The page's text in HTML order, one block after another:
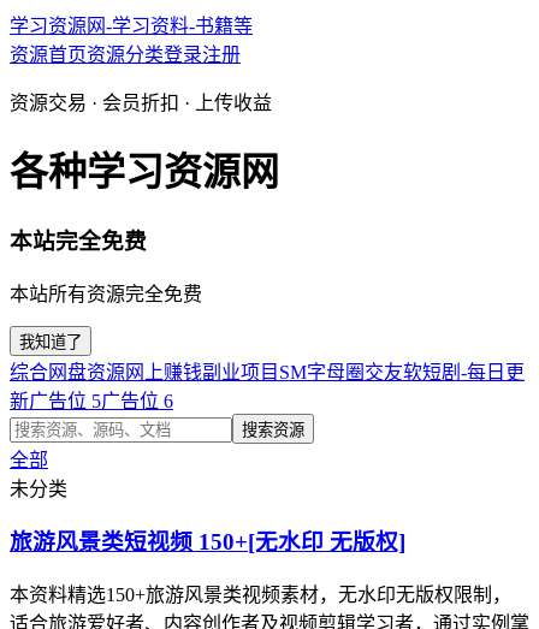
学习资源网-学习资料-书籍等
资源首页资源分类登录注册
资源交易 · 会员折扣 · 上传收益
各种学习资源网
本站完全免费
本站所有资源完全免费
我知道了
综合网盘资源 网上赚钱副业项目 SM字母圈交友软短剧-每日更
新广告位 5广告位 6
搜索资源
全部
未分类
旅游风景类短视频 150+[无水印 无版权]
本资料精选150+旅游风景类视频素材，无水印无版权限制，
适合旅游爱好者、内容创作者及视频剪辑学习者，通过实例掌